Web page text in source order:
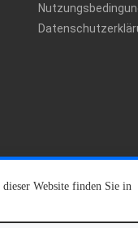
Website finden Sie in